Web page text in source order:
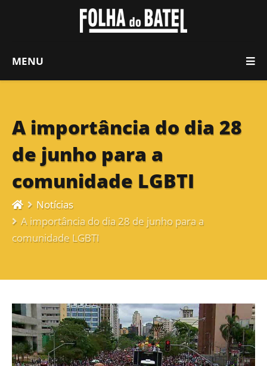
MENU
A importância do dia 28
de junho para a
comunidade LGBTI
Notícias
A importância do dia 28 de junho para a
comunidade LGBTI